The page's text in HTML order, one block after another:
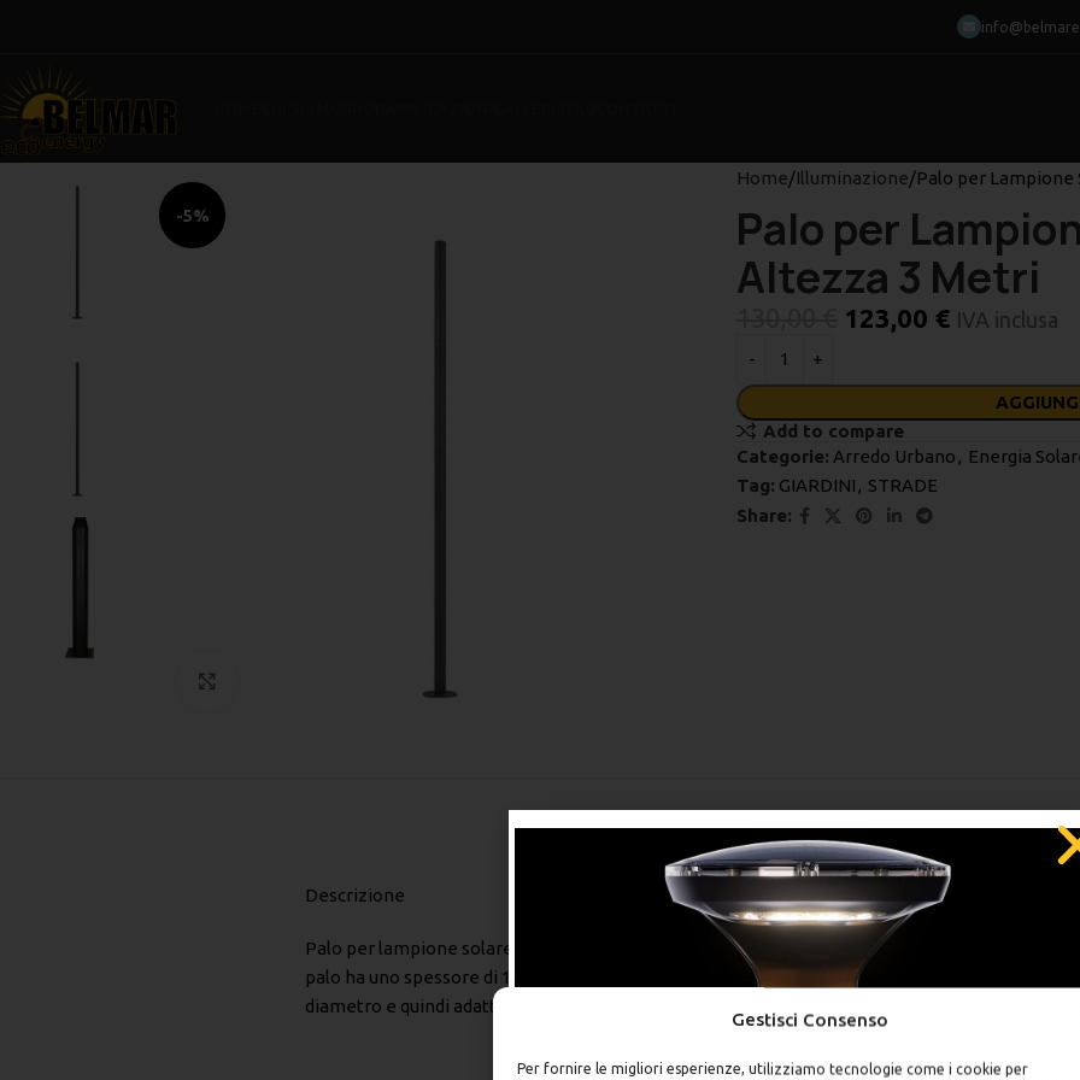
Gestisci Consenso
Per fornire le migliori esperienze, utilizziamo tecnologie come i cookie per
-5%
Home Illuminazione Palo per Lampione
Palo per
Altezza 3 Metri
123,00 € IVA inclusa
Add to compare
Categorie: Arredo Urbano , Energia
Tag: GIARDINI , STRADE
Share:
DESCRIZIONE
Descrizione
Palo per lampione solare 4,50 mm, realizzato in acciaio S235 di colore grigio con una base
palo ha uno spessore di 1,4 mm con una base più larga rispetto alla parte alta che invece è 60
diametro e quindi adatta alla maggior parte dei lampioni.